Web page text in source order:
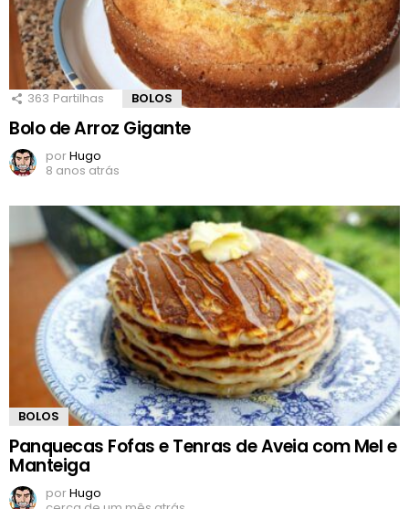
363 Partilhas BOLOS
Bolo de Arroz Gigante
porHugo
8 anos atrás
BOLOS
Panquecas Fofas e Tenras de Aveia com Mel e
Manteiga
porHugo